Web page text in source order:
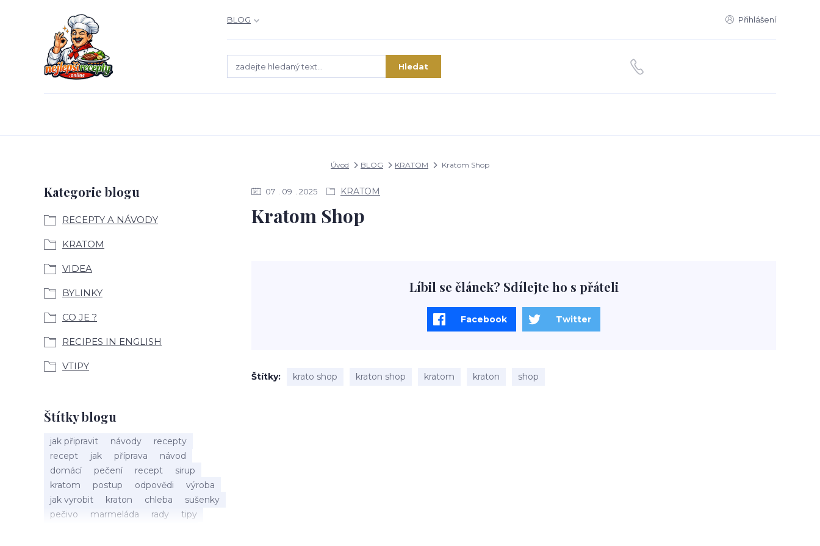
BLOG Přihlášení
Hledat
Úvod BLOG KRATOM Kratom Shop
Kategorie blogu
RECEPTY A NÁVODY
KRATOM
VIDEA
BYLINKY
CO JE ?
RECIPES IN ENGLISH
VTIPY
Štítky blogu
jak připravit návody
recepty
recept
jak příprava
návod
domácí
pečení recept
sirup
kratom
postup odpovědi
výroba
jak vyrobit
kraton chleba
sušenky
pečivo
marmeláda rady
tipy
07 09 2025 KRATOM
Kratom Shop
Líbil se článek? Sdílejte ho s přáteli
Facebook Twitter
Štítky krato shop kraton shop kratom kraton shop